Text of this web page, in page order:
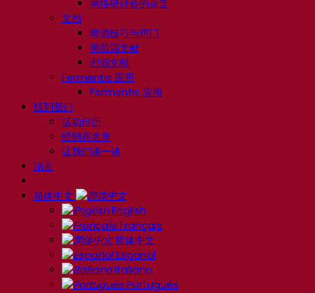
网络研讨会的录音
文档
啤酒技巧与窍门
葡萄酒文献
烈酒文献
Fermentis 应用
Fermentis 应用
找到我们
活动日历
经销商名单
让我们谈一谈
消息
简体中文
English
Français
简体中文
Español
Italiano
Português